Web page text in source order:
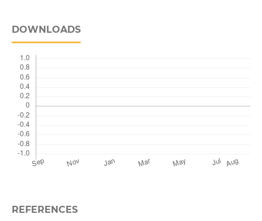
DOWNLOADS
REFERENCES